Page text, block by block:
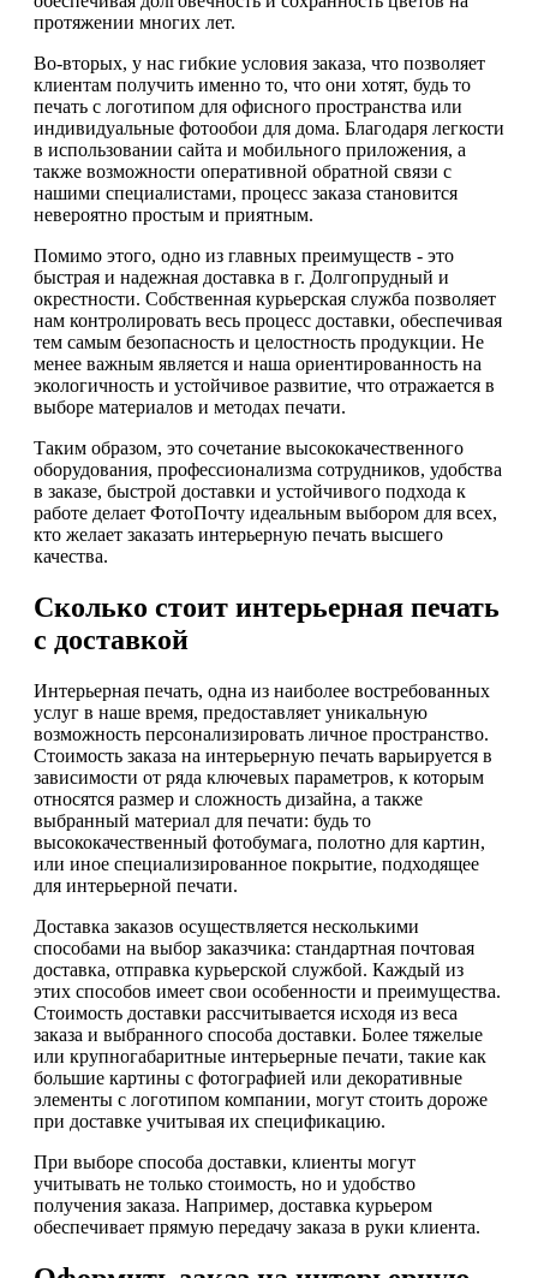
протяжении многих лет.
Во-вторых, у нас гибкие условия заказа, что позволяет
клиентам получить именно то, что они хотят, будь то
печать с логотипом для офисного пространства или
индивидуальные фотообои для дома. Благодаря легкости
в использовании сайта и мобильного приложения, а
также возможности оперативной обратной связи с
нашими специалистами, процесс заказа становится
невероятно простым и приятным.
Помимо этого, одно из главных преимуществ - это
быстрая и надежная доставка в г. Долгопрудный и
окрестности. Собственная курьерская служба позволяет
нам контролировать весь процесс доставки, обеспечивая
тем самым безопасность и целостность продукции. Не
менее важным является и наша ориентированность на
экологичность и устойчивое развитие, что отражается в
выборе материалов и методах печати.
Таким образом, это сочетание высококачественного
оборудования, профессионализма сотрудников, удобства
в заказе, быстрой доставки и устойчивого подхода к
работе делает ФотоПочту идеальным выбором для всех,
кто желает заказать интерьерную печать высшего
качества.
Сколько стоит интерьерная печать
с доставкой
Интерьерная печать, одна из наиболее востребованных
услуг в наше время, предоставляет уникальную
возможность персонализировать личное пространство.
Стоимость заказа на интерьерную печать варьируется в
зависимости от ряда ключевых параметров, к которым
относятся размер и сложность дизайна, а также
выбранный материал для печати: будь то
высококачественный фотобумага, полотно для картин,
или иное специализированное покрытие, подходящее
для интерьерной печати.
Доставка заказов осуществляется несколькими
способами на выбор заказчика: стандартная почтовая
доставка, отправка курьерской службой. Каждый из
этих способов имеет свои особенности и преимущества.
Стоимость доставки рассчитывается исходя из веса
заказа и выбранного способа доставки. Более тяжелые
или крупногабаритные интерьерные печати, такие как
большие картины с фотографией или декоративные
элементы с логотипом компании, могут стоить дороже
при доставке учитывая их спецификацию.
При выборе способа доставки, клиенты могут
учитывать не только стоимость, но и удобство
получения заказа. Например, доставка курьером
обеспечивает прямую передачу заказа в руки клиента.